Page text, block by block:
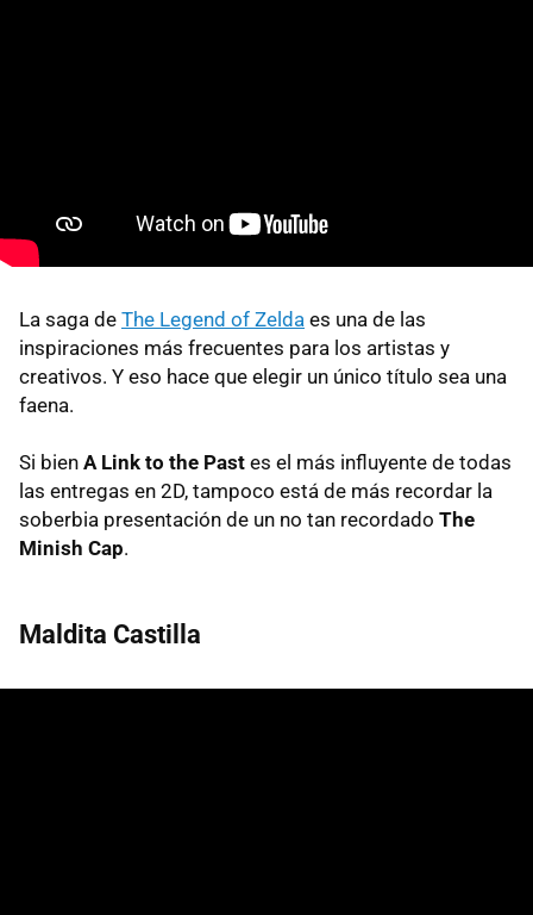
La saga de The Legend of Zelda es una de las
inspiraciones más frecuentes para los artistas y
creativos. Y eso hace que elegir un único título sea una
faena.
Si bien A Link to the Past es el más influyente de todas
las entregas en 2D, tampoco está de más recordar la
soberbia presentación de un no tan recordado The
Minish Cap.
Maldita Castilla